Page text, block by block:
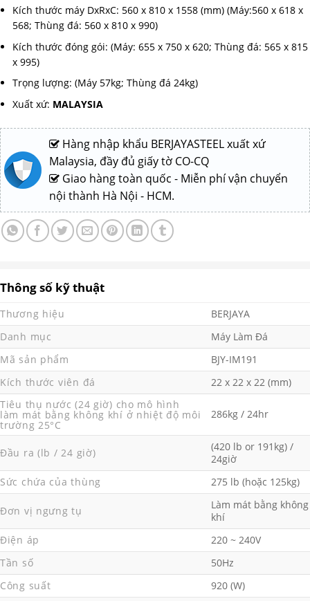
Kích thước máy DxRxC: 560 x 810 x 1558 (mm) (Máy:560 x 618 x
568; Thùng đá: 560 x 810 x 990)
Kích thước đóng gói: (Máy:655 x 750 x 620; Thùng đá: 565 x 815
x 995)
Trọng lượng: (Máy 57kg; Thùng đá 24kg)
Xuất xứ: MALAYSIA
Hàng nhập khẩu BERJAYASTEEL xuất xứ
Malaysia, đầy đủ giấy tờ CO-CQ
Giao hàng toàn quốc - Miễn phí vận chuyển
nội thành Hà Nội - HCM.
Thông số kỹ thuật
Thương hiệu
BERJAYA
Danh mục
Máy Làm Đá
Mã sản phẩm
BJY-IM191
Kích thước viên đá
22 x 22 x 22 (mm)
Tiêu thụ nước (24 giờ) cho mô hình
làm mát bằng không khí ở nhiệt độ môi
trường 25°C
286kg / 24hr
Đầu ra (lb / 24 giờ)
(420 lb or 191kg) /
24giờ
Sức chứa của thùng
275 lb (hoặc 125kg)
Đơn vị ngưng tụ
Làm mát bằng không
khí
Điện áp
220 ~ 240V
Tần số
50Hz
Công suất
920 (W)